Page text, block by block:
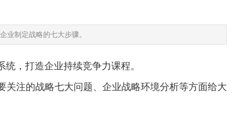
业制定战略的七大步骤。
，打造企业持续竞争力课程。
注的战略七大问题、企业战略环境分析等方面给大